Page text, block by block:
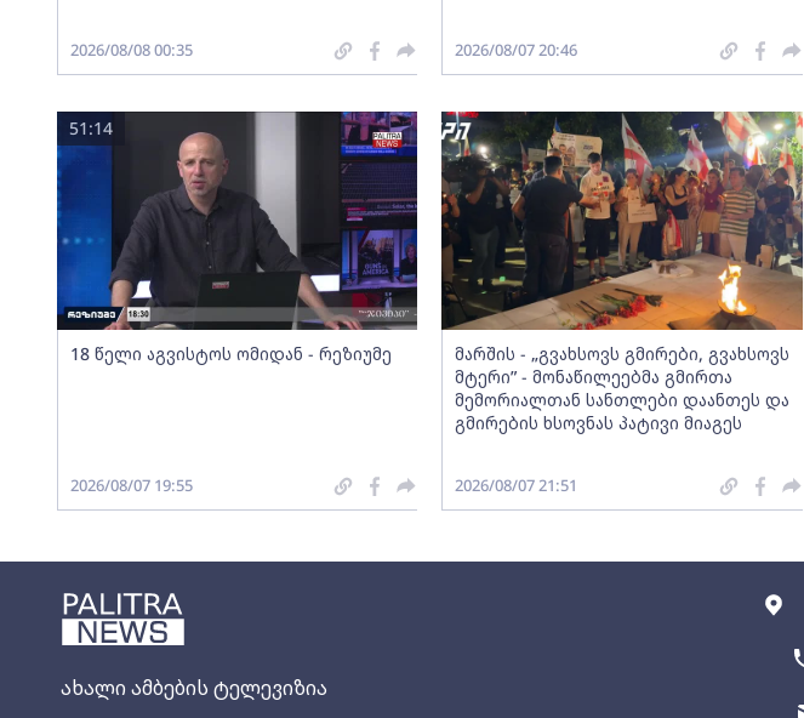
ახალი ამბების ტელევიზია
2026/08/08 00:35 2026/08/07 20:46
18 წელი აგვისტოს ომიდან - რეზიუმე
51:14
2026/08/07 19:55
მარშის - „გვახსოვს გმირები, გვახსოვს
მტერი” - მონაწილეებმა გმირთა
მემორიალთან სანთლები დაანთეს და
გმირების ხსოვნას პატივი მიაგეს
2026/08/07 21:51